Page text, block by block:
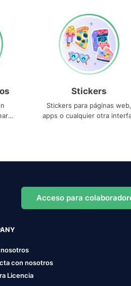
Stickers
Stickers para páginas web,
apps o cualquier otra
Acceso para
con nosotros
Licencia